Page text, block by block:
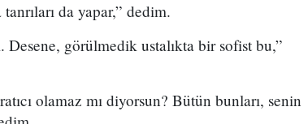
da yapar,” dedim.
görülmedik ustalıkta bir sofist bu,”
olamaz mı diyorsun? Bütün bunları, senin